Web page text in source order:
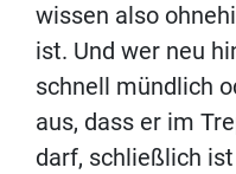
wissen also
ist. Und wer neu
schnell mündlich
aus, dass er im
darf, schließlich